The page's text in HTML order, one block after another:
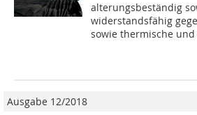
alterungsbeständig
widerstandsfähig
sowie thermische
Ausgabe 12/2018